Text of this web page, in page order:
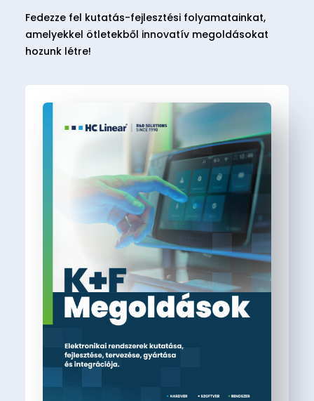
Fedezze fel kutatás-fejlesztési folyamatainkat,
amelyekkel ötletekből innovatív megoldásokat
hozunk létre!